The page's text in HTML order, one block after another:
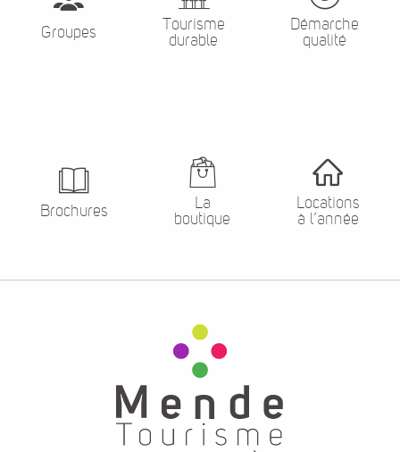
Groupes
Tourisme
durable
Démarche
qualité
Brochures
La
boutique
Locations
à l’année